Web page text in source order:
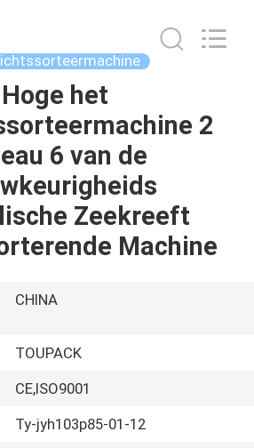
Hoge het
2
6 van de
Zeekreeft
Machine
CHINA
TOUPACK
CE,ISO9001
Ty-jyh103p85-01-12